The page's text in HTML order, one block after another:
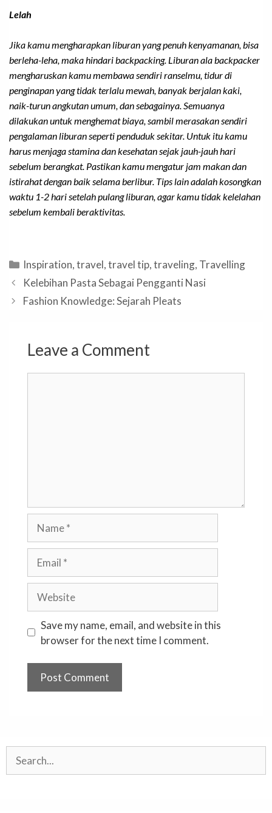
Lelah
Jika kamu mengharapkan liburan yang penuh kenyamanan, bisa
berleha-leha, maka hindaribackpacking. Liburan alabackpacker
mengharuskan kamu membawa sendiri ranselmu, tidur di
penginapan yang tidak terlalu mewah, banyak berjalan kaki,
naik-turun angkutan umum, dan sebagainya. Semuanya
dilakukan untuk menghemat biaya, sambil merasakan sendiri
pengalaman liburan seperti penduduk sekitar. Untuk itu kamu
harus menjaga stamina dan kesehatan sejak jauh-jauh hari
sebelum berangkat. Pastikan kamu mengatur jam makan dan
istirahat dengan baik selama berlibur. Tips lain adalah kosongkan
waktu 1-2 hari setelah pulang liburan, agar kamu tidak kelelahan
sebelum kembali beraktivitas.
Categories
Inspiration,travel,travel tip,traveling, Travelling
Kelebihan Pasta Sebagai Pengganti Nasi
Fashion Knowledge: Sejarah Pleats
Leave a Comment
Save my name, email, and website in this
browser for the next time I comment.